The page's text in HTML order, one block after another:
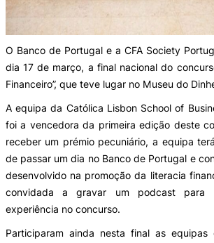
Política de privacidade e
©2026 Instituto Politécnico de Coimbra | Instituto Superior de
Coimbra. Todos os direitos reservados.
O Banco de Portugal e a CFA Society
dia 17 de março, a final nacional do
Financeiro”, que teve lugar no Museu do
A equipa da Católica Lisbon School of
foi a vencedora da primeira edição deste
receber um prémio pecuniário, a equipa
de passar um dia no Banco de Portugal e
desenvolvido na promoção da literacia
convidada a gravar um podcast para
experiência no concurso.
Participaram ainda nesta final as equipas